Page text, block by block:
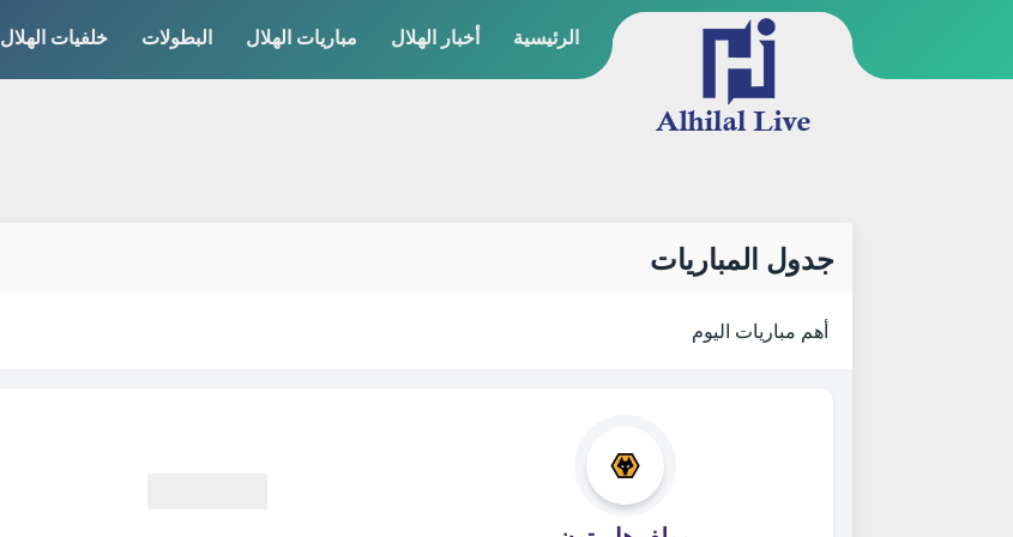
الرئيسية أخبار الهلال مباريات الهلال البطولات خلفيات الهلال
جدول المباريات
أهم مباريات اليوم